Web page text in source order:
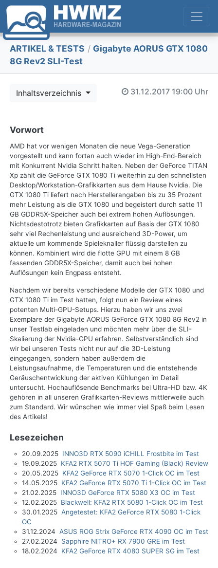
ARTIKEL & TESTS / Gigabyte AORUS GTX 1080
8G Rev2 SLI-Test
Inhaltsverzeichnis 31.12.2017 19:00 Uhr
Vorwort
AMD hat vor wenigen Monaten die neue Vega-Generation
vorgestellt und kann fortan auch wieder im High-End-Bereich
mit Konkurrent Nvidia Schritt halten. Neben der GeForce TITAN
Xp zählt die GeForce GTX 1080 Ti weiterhin zu den schnellsten
Desktop/Workstation-Grafikkarten aus dem Hause Nvidia. Die
GTX 1080 Ti liefert nach Herstellerangaben bis zu 35 Prozent
mehr Leistung als die GTX 1080 und begeistert durch satte 11
GB GDDR5X-Speicher auch bei extrem hohen Auflösungen.
Nichtsdestotrotz bieten Grafikkarten auf Basis der GTX 1080
sehr viel Rechenleistung und ausreichend 3D-Power, um
aktuelle um kommende Spieleknaller flüssig darstellen zu
können. Kombiniert wird die flotte GPU mit einem 8 GB
fassenden GDDR5X-Speicher, damit auch bei hohen
Auflösungen kein Engpass entsteht.
Nachdem wir bereits verschiedene Modelle der GTX 1080 und
GTX 1080 Ti im Test hatten, folgt nun ein Review eines
potenten Multi-GPU-Setups. Hierzu haben wir uns zwei
Exemplare der Gigabyte AORUS GeForce GTX 1080 8G Rev2 in
unser Testlab eingeladen und möchten mehr über die SLI-
Skalierung der Nvidia-GPU erfahren. Selbstverständlich sind
wir bei unseren Tests nicht nur auf die 3D-Leistung
eingegangen, sondern haben außerdem die
Leistungsaufnahme, die Temperaturen und die entstehende
Geräuschentwicklung der aktiven Kühlungen im Detail
untersucht. Hochauflösende Benchmarks bei Ultra-HD bzw. 4K
gehören in all unseren Grafikkarten-Reviews mittlerweile auch
zum Standard. Wir wünschen wie immer viel Spaß beim Lesen
des Artikels!
Lesezeichen
20.09.2025 INNO3D RTX 5090 iCHILL Frostbite im Test
19.09.2025 KFA2 RTX 5070 Ti HOF Gaming (Black) Review
20.05.2025 KFA2 GeForce RTX 5070 1-Click OC im Test
14.05.2025 KFA2 GeForce RTX 5070 Ti 1-Click OC im Test
21.02.2025 INNO3D GeForce RTX 5080 X3 OC im Test
12.02.2025 Blackwell: KFA2 RTX 5080 1-Click OC im Test
30.01.2025 Angetestet: KFA2 GeForce RTX 5080 1-Click
OC
31.12.2024 ASUS ROG Strix GeForce RTX 4090 OC im Test
27.02.2024 Sapphire NITRO+ RX 7900 GRE im Test
18.02.2024 KFA2 GeForce RTX 4080 SUPER SG im Test